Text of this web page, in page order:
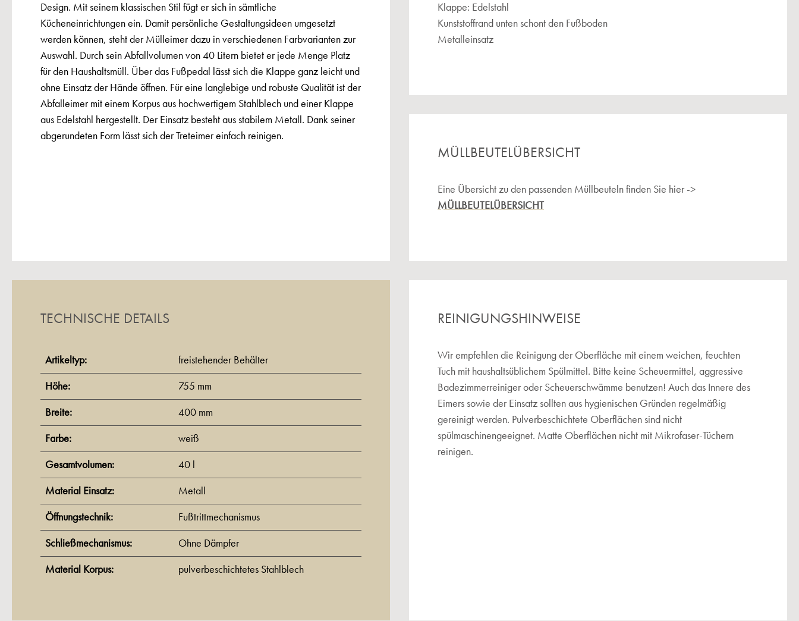
Design. Mit seinem klassischen Stil fügt er sich in sämtliche
Kücheneinrichtungen ein. Damit persönliche Gestaltungsideen umgesetzt
werden können, steht der Mülleimer dazu in verschiedenen Farbvarianten zur
Auswahl. Durch sein Abfallvolumen von 40 Litern bietet er jede Menge Platz
für den Haushaltsmüll. Über das Fußpedal lässt sich die Klappe ganz leicht und
ohne Einsatz der Hände öffnen. Für eine langlebige und robuste Qualität ist der
Abfalleimer mit einem Korpus aus hochwertigem Stahlblech und einer Klappe
aus Edelstahl hergestellt. Der Einsatz besteht aus stabilem Metall. Dank seiner
abgerundeten Form lässt sich der Treteimer einfach reinigen.
TECHNISCHE DETAILS
Artikeltyp: freistehender Behälter
Höhe: 755 mm
Breite: 400 mm
Farbe: weiß
Gesamtvolumen: 40 l
Material Einsatz: Metall
Öffnungstechnik: Fußtrittmechanismus
Schließmechanismus: Ohne Dämpfer
Material Korpus: pulverbeschichtetes Stahlblech
Klappe: Edelstahl
Kunststoffrand unten schont den Fußboden
Metalleinsatz
MÜLLBEUTELÜBERSICHT
Eine Übersicht zu den passenden Müllbeuteln finden Sie hier ->
MÜLLBEUTELÜBERSICHT
REINIGUNGSHINWEISE
Wir empfehlen die Reinigung der Oberfläche mit einem weichen, feuchten
Tuch mit haushaltsüblichem Spülmittel. Bitte keine Scheuermittel, aggressive
Badezimmerreiniger oder Scheuerschwämme benutzen! Auch das Innere des
Eimers sowie der Einsatz sollten aus hygienischen Gründen regelmäßig
gereinigt werden. Pulverbeschichtete Oberflächen sind nicht
spülmaschinengeeignet. Matte Oberflächen nicht mit Mikrofaser-Tüchern
reinigen.